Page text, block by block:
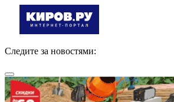
Следите за новостями: